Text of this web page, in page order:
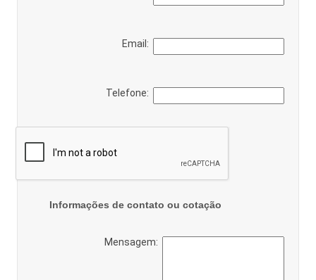
Email:
Telefone:
Informações de contato ou cotação
Mensagem: